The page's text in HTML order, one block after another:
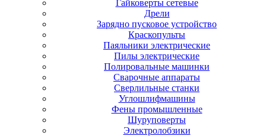
Гайковерты сетевые
Дрели
Зарядно пусковое устройство
Краскопульты
Паяльники электрические
Пилы электрические
Полировальные машинки
Сварочные аппараты
Сверлильные станки
Углошлифмашины
Фены промышленные
Шуруповерты
Электролобзики